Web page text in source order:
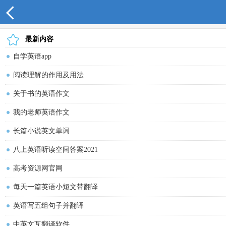
最新内容
自学英语app
阅读理解的作用及用法
关于书的英语作文
我的老师英语作文
长篇小说英文单词
八上英语听读空间答案2021
高考资源网官网
每天一篇英语小短文带翻译
英语写五组句子并翻译
中英文互翻译软件